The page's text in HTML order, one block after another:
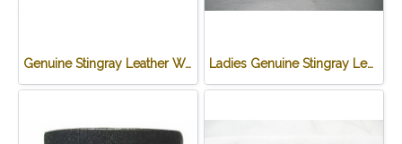
Genuine Stingray Leather Wallet in Brown Wave Design #STM497W Ladies Genuine Stingray Leather Passport Wallet/Purse in Black Colour #STW552W